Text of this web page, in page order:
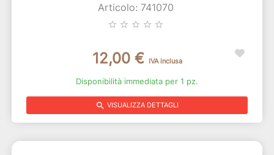
Articolo: 741070
star_border star_border star_border star_border star_border
12,00 € IVA inclusa
Disponibilità immediata per 1 pz.
search VISUALIZZA DETTAGLI